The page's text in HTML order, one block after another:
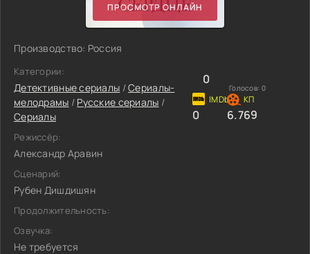
ПРОСМОТР ОНЛАЙН
Производство: Россия
Категории:
Детективные сериалы /Сериалы-
мелодрамы / Русские сериалы /
Сериалы
Режиссёр:
Александр Аравин
Сценарий:
Рубен Дишдишян
Продолжительность:
Озвучка:
Не требуется
0
Голосов: 0
0 6.769